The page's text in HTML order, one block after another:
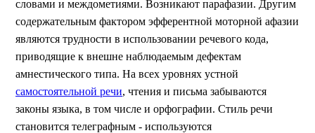
словами и междометиями. Возникают парафазии. Другим
содержательным фактором эфферентной моторной афазии
являются трудности в использовании речевого кода,
приводящие к внешне наблюдаемым дефектам
амнестического типа. На всех уровнях устной
самостоятельной речи, чтения и письма забываются
законы языка, в том числе и орфографии. Стиль речи
становится телеграфным - используются